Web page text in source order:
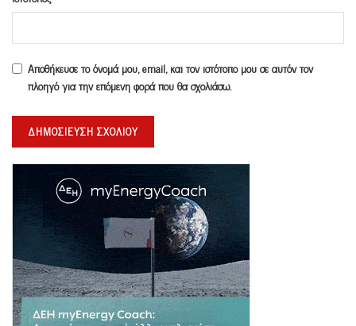
Αποθήκευσε το όνομά μου, email, και τον ιστότοπο μου σε αυτόν τον
πλοηγό για την επόμενη φορά που θα σχολιάσω.